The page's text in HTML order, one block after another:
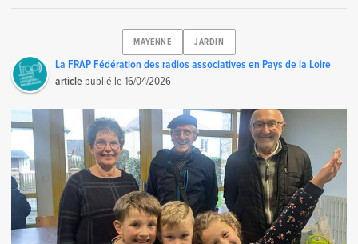
MAYENNE JARDIN
La FRAP Fédération des radios associatives en Pays de la Loire
article publié le16/04/2026